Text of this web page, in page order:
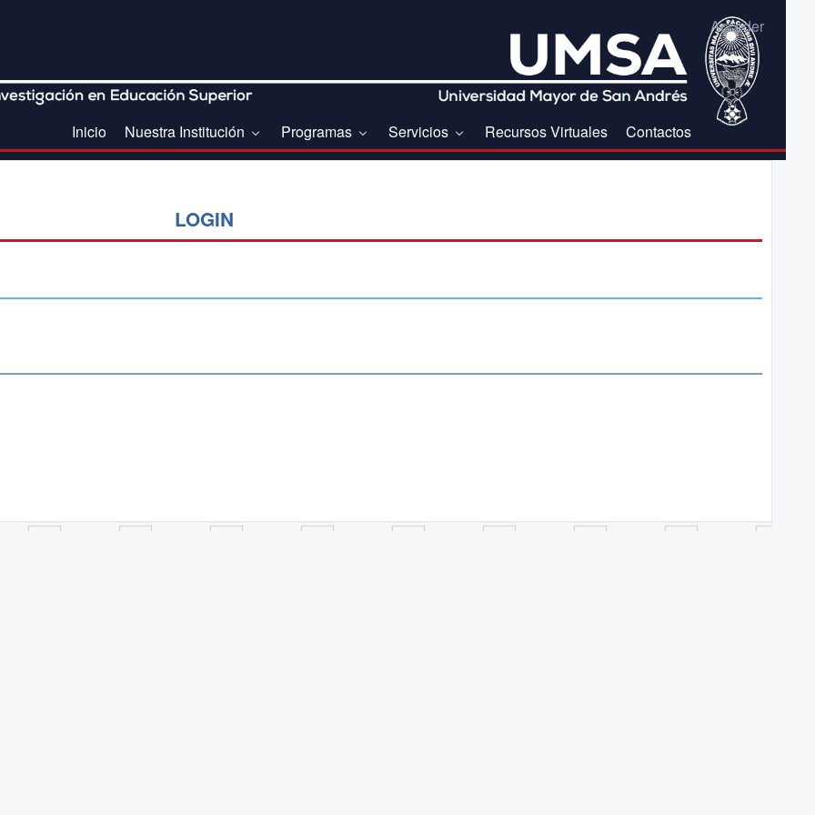
Acceder
Inicio Nuestra Institución Programas Servicios Recursos Virtuales Contactos
LOGIN